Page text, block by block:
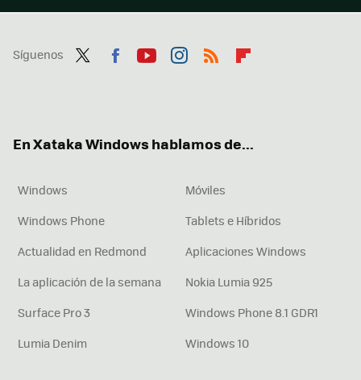
Síguenos
En Xataka Windows hablamos de...
Windows
Móviles
Windows Phone
Tablets e Híbridos
Actualidad en Redmond
Aplicaciones Windows
La aplicación de la semana
Nokia Lumia 925
Surface Pro 3
Windows Phone 8.1 GDR1
Lumia Denim
Windows 10